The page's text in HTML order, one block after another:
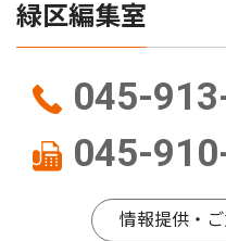
緑区編集室
045-
045-
情報提供・